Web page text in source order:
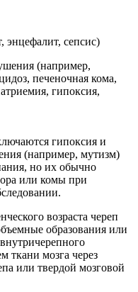
сепсис)
(например,
печеночная кома,
гипоксия,
гипоксия и
(например, мутизм)
но их обычно
или комы при
возраста череп
образования или
ткани мозга через
или твердой мозговой